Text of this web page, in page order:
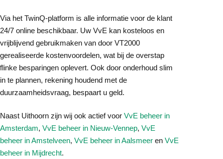
Via het TwinQ-platform is alle informatie voor de klant
24/7 online beschikbaar. Uw VvE kan kosteloos en
vrijblijvend gebruikmaken van door VT2000
gerealiseerde kostenvoordelen, wat bij de overstap
flinke besparingen oplevert. Ook door onderhoud slim
in te plannen, rekening houdend met de
duurzaamheidsvraag, bespaart u geld.
Naast Uithoorn zijn wij ook actief voor VvE beheer in
Amsterdam, VvE beheer in Nieuw-Vennep, VvE
beheer in Amstelveen, VvE beheer in Aalsmeer en VvE
beheer in Mijdrecht.